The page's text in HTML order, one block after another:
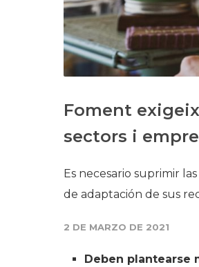
Foment
sectors i
Es necesario suprimir
de adaptación de sus
2 DE MARZO DE 2021
Deben plantearse